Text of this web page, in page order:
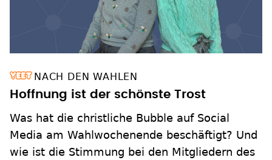
NACH DEN WAHLEN
Hoffnung ist der schönste Trost
Was hat die christliche Bubble auf Social
Media am Wahlwochenende beschäftigt? Und
wie ist die Stimmung bei den Mitgliedern des